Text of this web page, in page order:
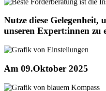
Nutze diese Gelegenheit,
unseren Expert:innen zu
Am 09.Oktober 2025